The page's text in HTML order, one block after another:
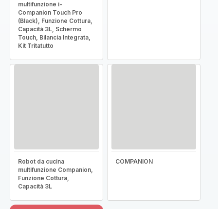
multifunzione i-
Companion Touch Pro
(Black), Funzione Cottura,
Capacità 3L, Schermo
Touch, Bilancia Integrata,
Kit Tritatutto
Robot da cucina
multifunzione Companion,
Funzione Cottura,
Capacità 3L
COMPANION